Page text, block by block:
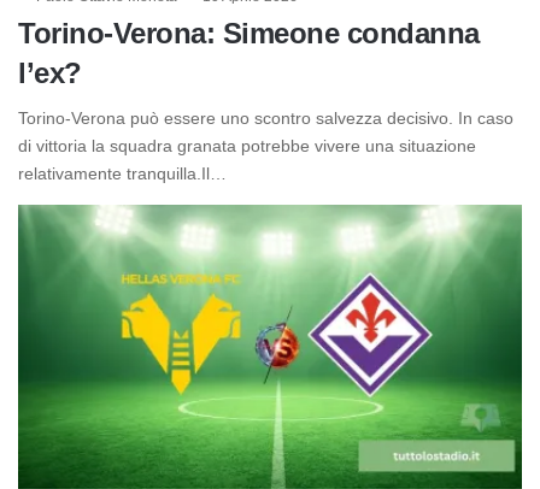
Torino-Verona: Simeone condanna
l’ex?
Torino-Verona può essere uno scontro salvezza decisivo. In caso
di vittoria la squadra granata potrebbe vivere una situazione
relativamente tranquilla.Il…